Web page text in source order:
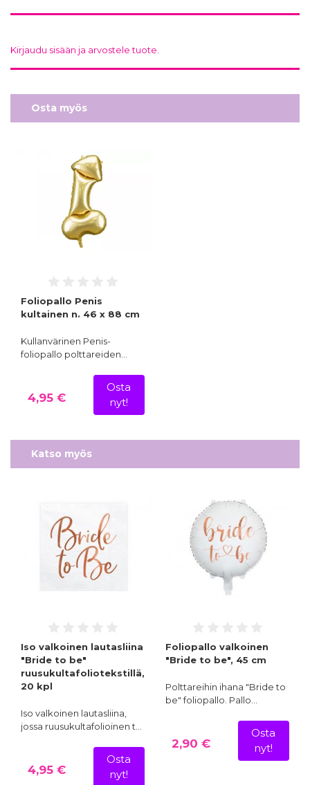
Kirjaudu sisään ja arvostele tuote.
Osta myös
Foliopallo Penis
kultainen n. 46 x 88 cm
Kullanvärinen Penis-
foliopallo polttareiden…
4,95 €
Osta
nyt!
Katso myös
Iso valkoinen lautasliina
"Bride to be"
ruusukultafoliotekstillä,
20 kpl
Iso valkoinen lautasliina,
jossa ruusukultafolioinen t…
4,95 €
Osta
nyt!
Foliopallo valkoinen
"Bride to be", 45 cm
Polttareihin ihana "Bride to
be" foliopallo. Pallo…
2,90 €
Osta
nyt!